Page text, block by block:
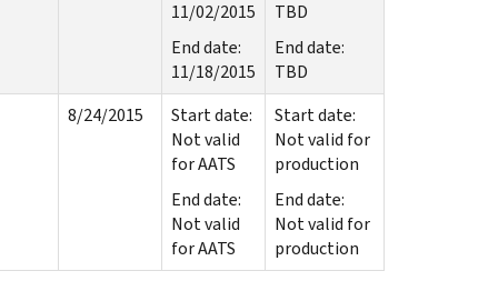
11/02/2015
End date:
11/18/2015
TBD
End date:
TBD
8/24/2015
Start date:
Not valid
for AATS
End date:
Not valid
for AATS
Start date:
Not valid for
production
End date:
Not valid for
production